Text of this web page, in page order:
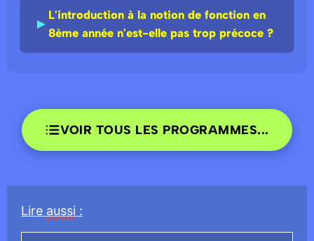
►
L'introduction à la notion de fonction en
8ème année n'est-elle pas trop précoce ?
VOIR TOUS LES PROGRAMMES...
Lire aussi :